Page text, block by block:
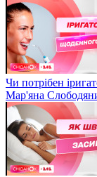
Чи потрібен
Мар'яна